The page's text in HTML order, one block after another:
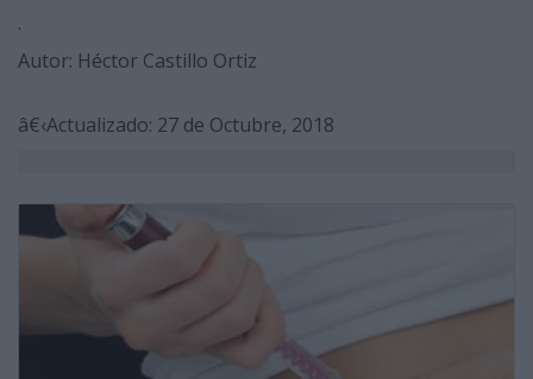
.
Autor: Héctor Castillo Ortiz
â€‹Actualizado: 27 de Octubre, 2018